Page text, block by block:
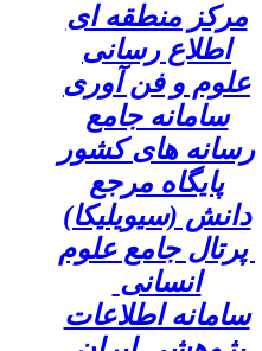
مرکز منطقه ای
اطلاع رسانی
علوم و فن آوری
سامانه جامع
رسانه های کشور
پایگاه مرجع
دانش (سیویلیکا)
پرتال جامع علوم
انسانی
سامانه اطلاعات